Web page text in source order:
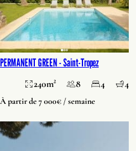
PERMANENT GREEN -Saint-Tropez
240m² 8 4 4
À partir de 7 000€ / semaine